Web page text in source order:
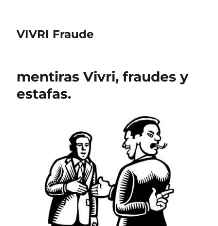
VIVRI Fraude
mentiras Vivri, fraudes y
estafas.